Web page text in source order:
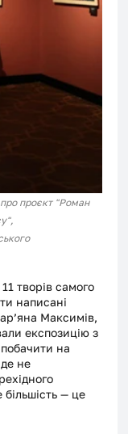
проєкт "Роман
творів самого
написані
Максимів,
експозицію з
на
не
більшість — це